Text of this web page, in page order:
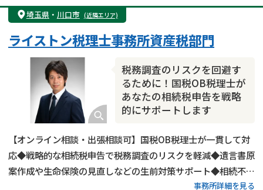
遺産分割
遺留分侵害額請求
相続税申告
相続手続き
銀行手続き
成年後見・任意後見
贈与税
生前対策
相続人調査
相続トラブル
埼玉県 ・ 川口市 (近隣エリア)
税務調査のリスクを回避す
るために！国税OB税理士が
あなたの相続税申告を戦略
的にサポートします
ライストン税理士事務所資産税部門
【オンライン相談・出張相談可】国税OB税理士が一貫して対
応◆戦略的な相続税申告で税務調査のリスクを軽減◆遺言書原
案作成や生命保険の見直しなどの生前対策サポート◆相続不動
産のコンサルティングもお任せください。夜間・土日祝日でも
事務所詳細を見る